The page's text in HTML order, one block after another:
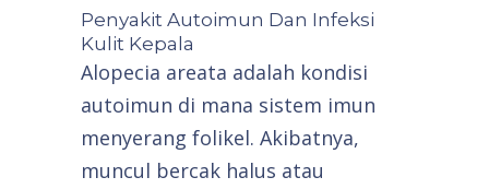
Penyakit Autoimun Dan Infeksi
Kulit Kepala
Alopecia areata adalah kondisi
autoimun di mana sistem imun
menyerang folikel. Akibatnya,
muncul bercak halus atau